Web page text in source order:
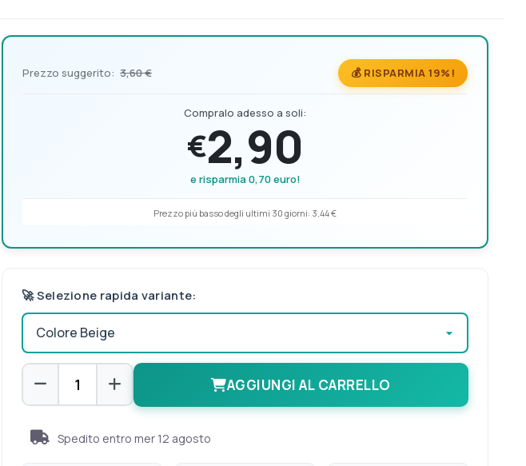
Prezzo suggerito: 3,60 € 💰 RISPARMIA 19%!
Compralo adesso a soli:
€2,90
e risparmia 0,70 euro!
Prezzo più basso degli ultimi 30 giorni: 3,44 €
🚀 Selezione rapida variante:
AGGIUNGI AL CARRELLO
Spedito entro mer 12 agosto